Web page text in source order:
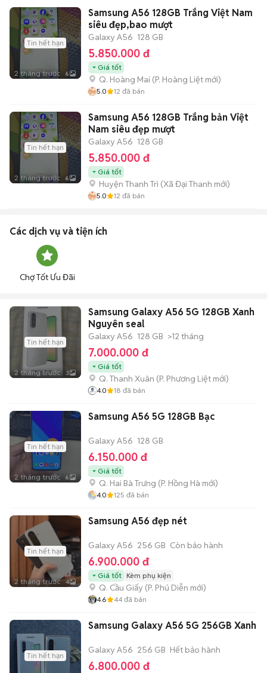
Tin hết hạn
2 tháng trước 6
Samsung A56 128GB Trắng Việt Nam
siêu đẹp,bao mượt
Galaxy A56 128 GB
5.850.000 đ
Giá tốt
Q. Hoàng Mai (P. Hoàng Liệt mới)
5.0 12 đã bán
Tin hết hạn
2 tháng trước 6
Samsung A56 128GB Trắng bản Việt
Nam siêu đẹp mượt
Galaxy A56 128 GB
5.850.000 đ
Giá tốt
Huyện Thanh Trì (Xã Đại Thanh mới)
5.0 12 đã bán
Các dịch vụ và tiện ích
Chợ Tốt Ưu Đãi
Tin hết hạn
2 tháng trước 3
Samsung Galaxy A56 5G 128GB Xanh
Nguyên seal
Galaxy A56 128 GB >12 tháng
7.000.000 đ
Giá tốt
Q. Thanh Xuân (P. Phương Liệt mới)
4.0 18 đã bán
Tin hết hạn
2 tháng trước 6
Samsung A56 5G 128GB Bạc
Galaxy A56 128 GB
6.150.000 đ
Giá tốt
Q. Hai Bà Trưng (P. Hồng Hà mới)
4.0 125 đã bán
Tin hết hạn
2 tháng trước 4
Samsung A56 đẹp nét
Galaxy A56 256 GB Còn bảo hành
6.900.000 đ
Giá tốt Kèm phụ kiện
Q. Cầu Giấy (P. Phú Diễn mới)
4.6 44 đã bán
Tin hết hạn
Samsung Galaxy A56 5G 256GB Xanh
Galaxy A56 256 GB Hết bảo hành
6.800.000 đ